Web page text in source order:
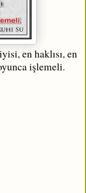
en haklısı, en
işlemeli.